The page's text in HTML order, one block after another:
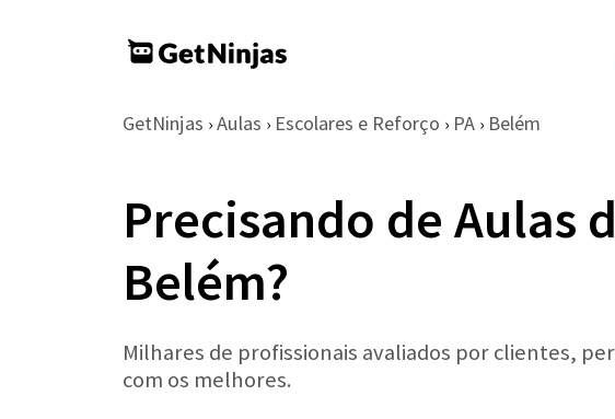
GetNinjas › Aulas › Escolares e Reforço › PA › Belém
Precisando de Aulas
Belém?
Milhares de profissionais avaliados por clientes,
com os melhores.